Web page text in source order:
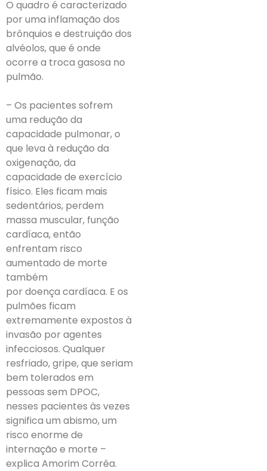
O quadro é caracterizado
por uma inflamação dos
brônquios e destruição dos
alvéolos, que é onde
ocorre a troca gasosa no
pulmão.
– Os pacientes sofrem
uma redução da
capacidade pulmonar, o
que leva à redução da
oxigenação, da
capacidade de exercício
físico. Eles ficam mais
sedentários, perdem
massa muscular, função
cardíaca, então
enfrentam risco
aumentado de morte
também
por doença cardíaca. E os
pulmões ficam
extremamente expostos à
invasão por agentes
infecciosos. Qualquer
resfriado, gripe, que seriam
bem tolerados em
pessoas sem DPOC,
nesses pacientes às vezes
significa um abismo, um
risco enorme de
internação e morte –
explica Amorim Corrêa.